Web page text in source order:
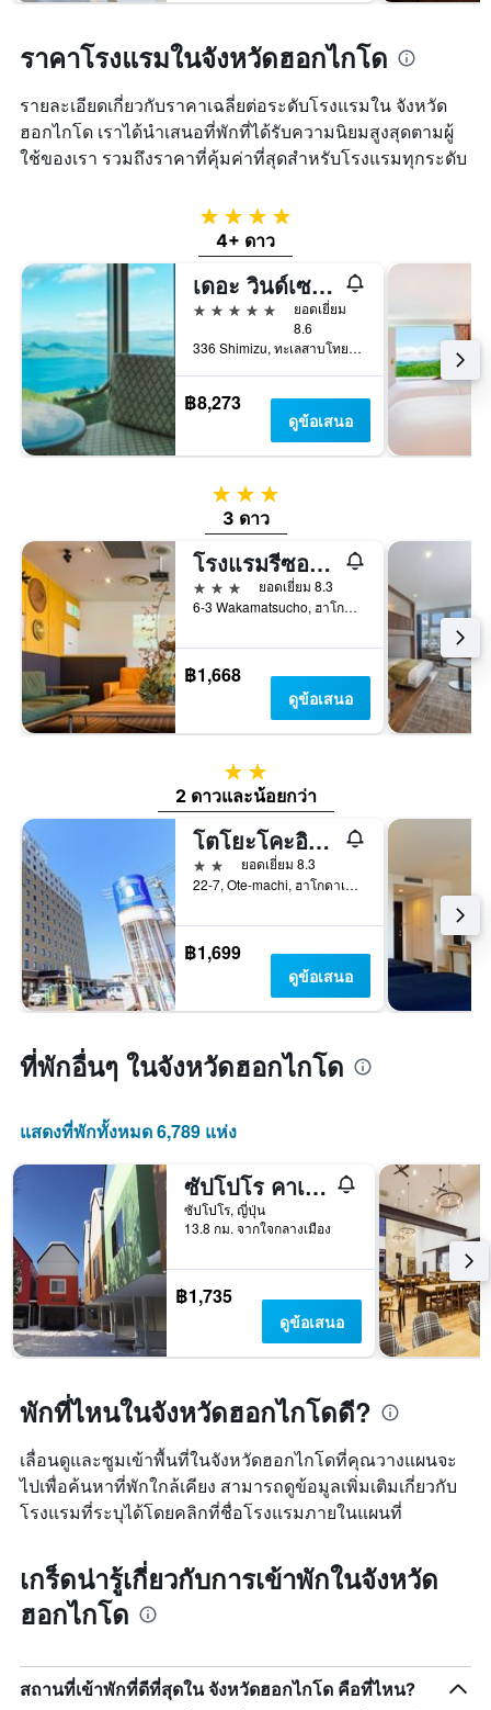
ราคาโรงแรมในจังหวัดฮอกไกโด
รายละเอียดเกี่ยวกับราคาเฉลี่ยต่อระดับโรงแรมใน จังหวัด
ฮอกไกโด เราได้นำเสนอที่พักที่ได้รับความนิยมสูงสุดตามผู้
ใช้ของเรา รวมถึงราคาที่คุ้มค่าที่สุดสำหรับโรงแรมทุกระดับ
4 ดาว
4+ ดาว
เดอะ วินด์เซอร์ โฮเทล โทยะ, วินเยตต์ คอลเลกชัน บาย IHG
5 ดาว
ยอดเยี่ยม
8.6
336 Shimizu, ทะเลสาบโทยะ, ญี่ปุ่น
฿8,273
ดูข้อเสนอ
3 ดาว
3 ดาว
โรงแรมรีซอล ฮาโกดาเทะ
3 ดาว
ยอดเยี่ยม 8.3
6-3 Wakamatsucho, ฮาโกดาเตะ, ญี่ปุ่น
฿1,668
ดูข้อเสนอ
2 ดาว
2 ดาวและน้อยกว่า
โตโยะโคะอิน ฮอกไกโด ฮาโกดาเตะ เอกิมาเอะ อาสะอิชิ
2 ดาว
ยอดเยี่ยม 8.3
22-7, Ote-machi, ฮาโกดาเตะ, ญี่ปุ่น
฿1,699
ดูข้อเสนอ
ที่พักอื่นๆ ในจังหวัดฮอกไกโด
แสดงที่พักทั้งหมด 6,789 แห่ง
ซัปโปโร คาเนยุ เทย์ โฮเทล แอนด์ รีสอร์ท อาซาฮี กรุ๊ป
ซัปโปโร, ญี่ปุ่น
13.8 กม. จากใจกลางเมือง
฿1,735
ดูข้อเสนอ
พักที่ไหนในจังหวัดฮอกไกโดดี?
เลื่อนดูและซูมเข้าพื้นที่ในจังหวัดฮอกไกโดที่คุณวางแผนจะ
ไปเพื่อค้นหาที่พักใกล้เคียง สามารถดูข้อมูลเพิ่มเติมเกี่ยวกับ
โรงแรมที่ระบุได้โดยคลิกที่ชื่อโรงแรมภายในแผนที่
เกร็ดน่ารู้เกี่ยวกับการเข้าพักในจังหวัด
ฮอกไกโด
สถานที่เข้าพักที่ดีที่สุดใน จังหวัดฮอกไกโด คือที่ไหน?